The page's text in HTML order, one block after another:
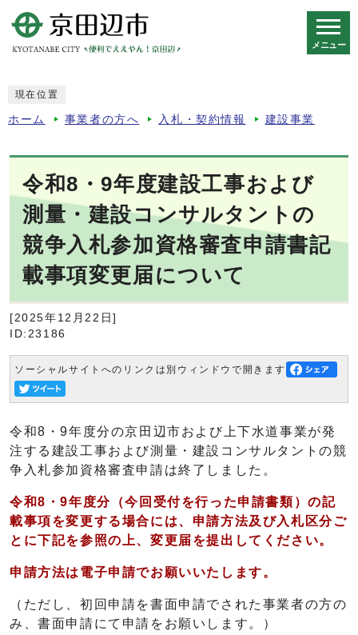
メニュー
現在位置
ホーム 事業者の方へ 入札・契約情報 建設事業
令和8・9年度建設工事および
測量・建設コンサルタントの
競争入札参加資格審査申請書記
載事項変更届について
[2025年12月22日]
ID:23186
ソーシャルサイトへのリンクは別ウィンドウで開きます
令和8・9年度分の京田辺市および上下水道事業が発
注する建設工事および測量・建設コンサルタントの競
争入札参加資格審査申請は終了しました。
令和8・9年度分（今回受付を行った申請書類）の記
載事項を変更する場合には、申請方法及び入札区分ご
とに下記を参照の上、変更届を提出してください。
申請方法は電子申請でお願いいたします。
（ただし、初回申請を書面申請でされた事業者の方の
み、書面申請にて申請をお願いします。）